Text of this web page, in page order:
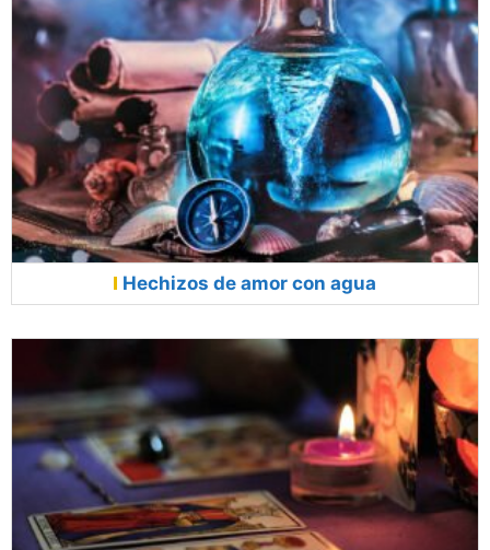
Hechizos de amor con agua